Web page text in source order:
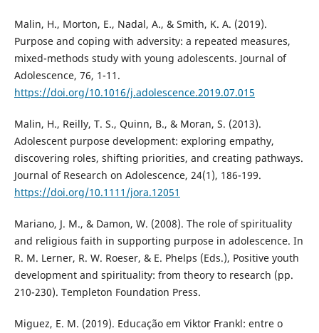
Malin, H., Morton, E., Nadal, A., & Smith, K. A. (2019).
Purpose and coping with adversity: a repeated measures,
mixed-methods study with young adolescents. Journal of
Adolescence, 76, 1-11.
https://doi.org/10.1016/j.adolescence.2019.07.015
Malin, H., Reilly, T. S., Quinn, B., & Moran, S. (2013).
Adolescent purpose development: exploring empathy,
discovering roles, shifting priorities, and creating pathways.
Journal of Research on Adolescence, 24(1), 186-199.
https://doi.org/10.1111/jora.12051
Mariano, J. M., & Damon, W. (2008). The role of spirituality
and religious faith in supporting purpose in adolescence. In
R. M. Lerner, R. W. Roeser, & E. Phelps (Eds.), Positive youth
development and spirituality: from theory to research (pp.
210-230). Templeton Foundation Press.
Miguez, E. M. (2019). Educação em Viktor Frankl: entre o